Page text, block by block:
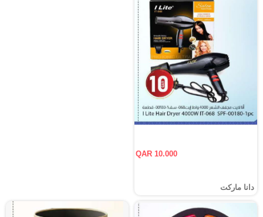
QAR 10.000
دانا ماركت